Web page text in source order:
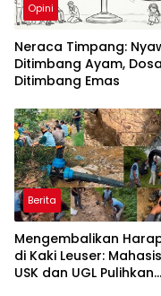
Opini
Neraca Timpang:
Ditimbang Ayam, Dosa
Ditimbang Emas
Berita
Mengembalikan
di Kaki Leuser:
USK dan UGL Pulihkan